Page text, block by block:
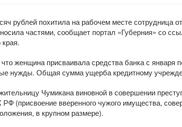
рублей похитила на рабочем месте сотрудница
частями, сообщает портал «Губерния» со
женщина присваивала средства банка с января
нужды. Общая сумма ущерба кредитному
Чумикана виновной в совершении
РФ (присвоение вверенного чужого имущества,
в крупном размере).